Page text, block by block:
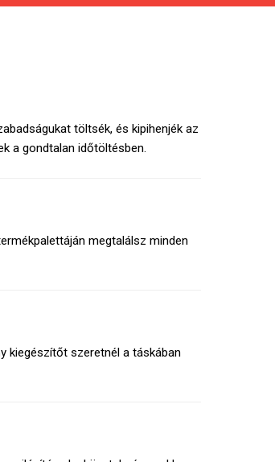
töltsék, és kipihenjék az
a gondtalan időtöltésben.
megtalálsz minden
kiegészítőt szeretnél a táskában